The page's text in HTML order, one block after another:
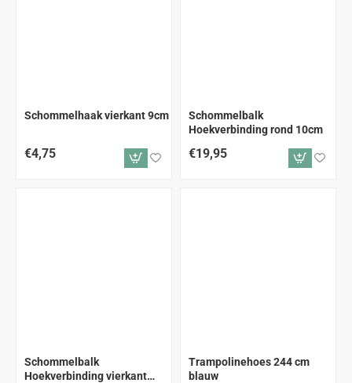
Schommelhaak vierkant 9cm
€4,75
Schommelbalk
Hoekverbinding rond 10cm
€19,95
Schommelbalk
Hoekverbinding vierkant
Trampolinehoes 244 cm
blauw